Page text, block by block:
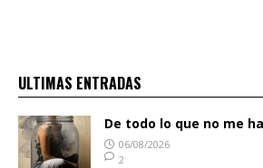
ULTIMAS ENTRADAS
De todo lo que no me
06/08/2026
2